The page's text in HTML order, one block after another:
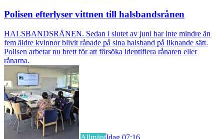
Polisen efterlyser vittnen till halsbandsrånen
HALSBANDSRÅNEN. Sedan i slutet av juni har inte mindre än
fem äldre kvinnor blivit rånade på sina halsband på liknande sätt.
Polisen arbetar nu brett för att försöka identifiera rånaren eller
rånarna.
AllmäntIdag 07:16